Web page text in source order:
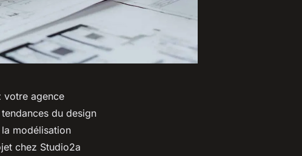
votre agence
du design
modélisation
chez Studio2a